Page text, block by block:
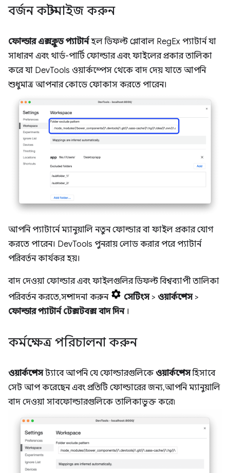
বর্জন কাস্টমাইজ করুন
ফোল্ডার এক্সক্লুড প্যাটার্নহল ডিফল্ট গ্লোবাল RegEx প্যাটার্ন যা
সাধারণ এবং থার্ড-পার্টি ফোল্ডার এবং ফাইলের প্রকার তালিকা
করে যা DevTools ওয়ার্কস্পেস থেকে বাদ দেয় যাতে আপনি
শুধুমাত্র আপনার কোডে ফোকাস করতে পারেন।
আপনি প্যাটার্নে ম্যানুয়ালি নতুন ফোল্ডার বা ফাইল প্রকার যোগ
করতে পারেন। DevTools পুনরায় লোড করার পরে প্যাটার্ন
পরিবর্তন কার্যকর হয়।
বাদ দেওয়া ফোল্ডার এবং ফাইলগুলির ডিফল্ট বিশ্বব্যাপী তালিকা
পরিবর্তন করতে, সম্পাদনা করুন
সেটিংস> ওয়ার্কস্পেস>
ফোল্ডার প্যাটার্ন টেক্সটবক্স বাদ দিন।
কর্মক্ষেত্র পরিচালনা করুন
ওয়ার্কস্পেসট্যাবে আপনি যে ফোল্ডারগুলিকেওয়ার্কস্পেসহিসাবে
সেট আপ করেছেন এবং প্রতিটি ফোল্ডারের জন্য, আপনি ম্যানুয়ালি
বাদ দেওয়া সাবফোল্ডারগুলিকে তালিকাভুক্ত করে৷